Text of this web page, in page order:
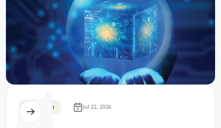
Blockchain Jul 22, 2026